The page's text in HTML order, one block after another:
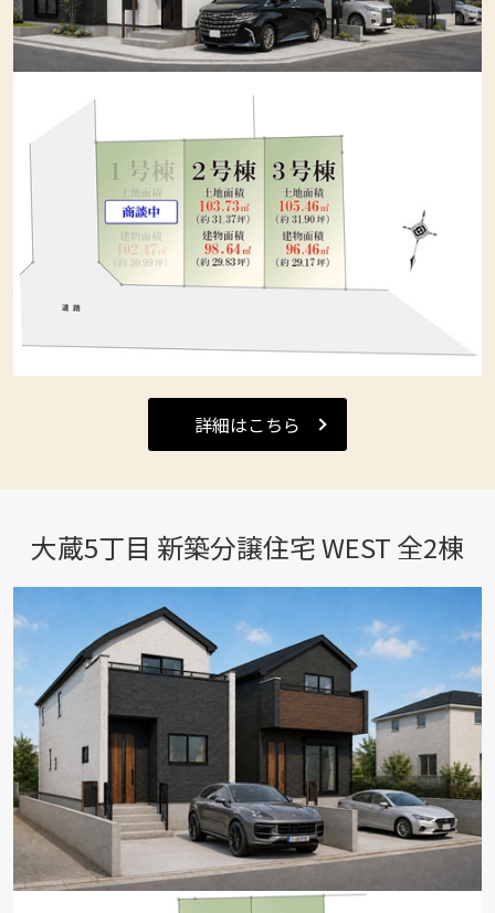
詳細はこちら
大蔵5丁目 新築分譲住宅 WEST 全2棟